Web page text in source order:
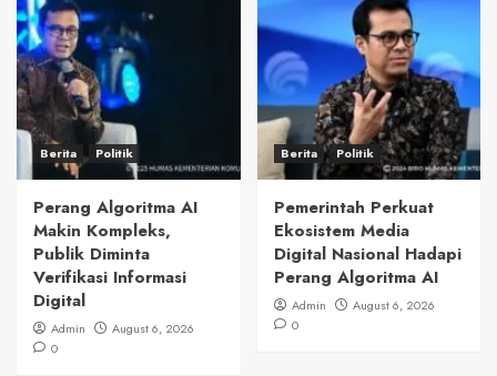
Berita Politik
Perang Algoritma AI
Makin Kompleks,
Publik Diminta
Verifikasi Informasi
Digital
Admin
August 6, 2026
0
Berita Politik
Pemerintah Perkuat
Ekosistem Media
Digital Nasional Hadapi
Perang Algoritma AI
Admin
August 6, 2026
0